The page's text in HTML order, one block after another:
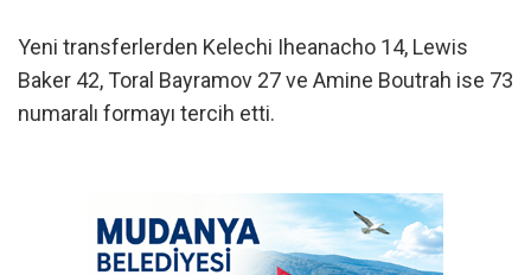
Yeni transferlerden Kelechi Iheanacho 14, Lewis
Baker 42, Toral Bayramov 27 ve Amine Boutrah ise 73
numaralı formayı tercih etti.